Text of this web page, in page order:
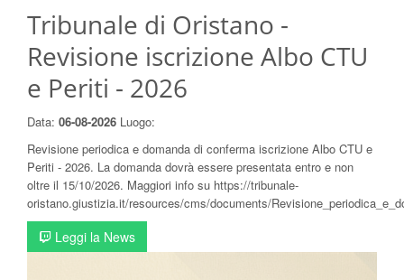
Tribunale di Oristano -
Revisione iscrizione Albo CTU
e Periti - 2026
Data: 06-08-2026 Luogo:
Revisione periodica e domanda di conferma iscrizione Albo CTU e
Periti - 2026. La domanda dovrà essere presentata entro e non
oltre il 15/10/2026. Maggiori info su https://tribunale-
oristano.giustizia.it/resources/cms/documents/
Leggi la News